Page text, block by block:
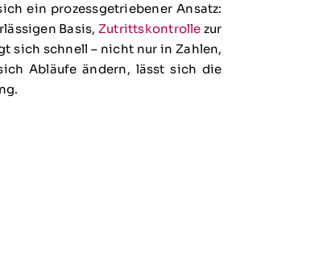
ein prozessgetriebener Ansatz:
Basis, Zutrittskontrolle zur
sich schnell – nicht nur in Zahlen,
Abläufe ändern, lässt sich die